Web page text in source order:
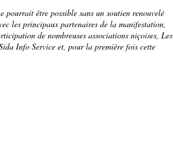
être possible sans un soutien renouvelé
les principaux partenaires de la manifestation,
de nombreuses associations niçoises, Les
Info Service et, pour la première fois cette